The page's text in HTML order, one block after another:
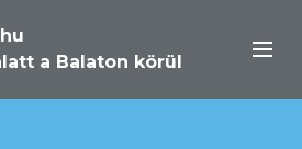
a Balaton körül